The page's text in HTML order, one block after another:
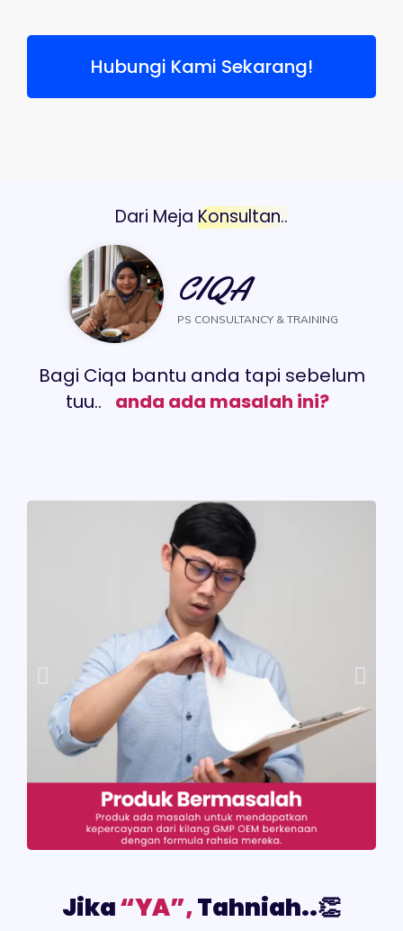
Hubungi Kami Sekarang!
Dari Meja Konsultan..
CIQA
PS CONSULTANCY & TRAINING
Bagi Ciqa bantu anda tapi sebelum
tuu..
anda ada masalah ini?
Jika“YA”,Tahniah..👏